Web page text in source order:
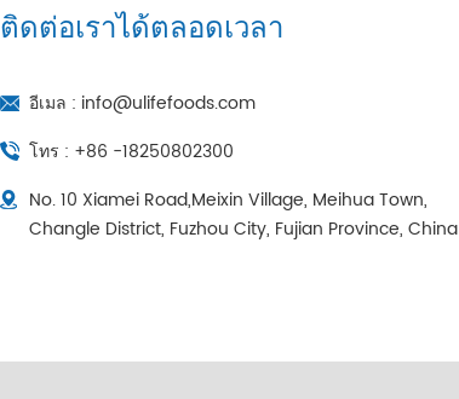
ติดต่อเราได้ตลอดเวลา
อีเมล : info@ulifefoods.com
โทร : +86 -18250802300
No. 10 Xiamei Road,Meixin Village, Meihua Town,
Changle District, Fuzhou City, Fujian Province, China